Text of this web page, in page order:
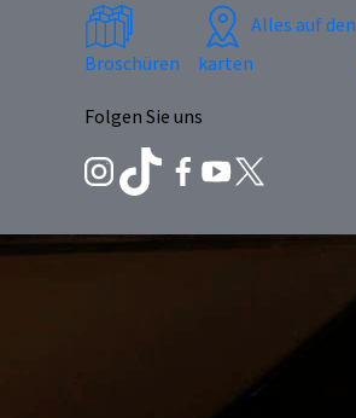
Broschüren
Alles auf den
karten
Folgen Sie uns